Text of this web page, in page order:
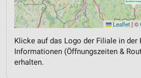
Leaflet | ©
Klicke auf das Logo der Filiale in der
Informationen (Öffnungszeiten &
erhalten.